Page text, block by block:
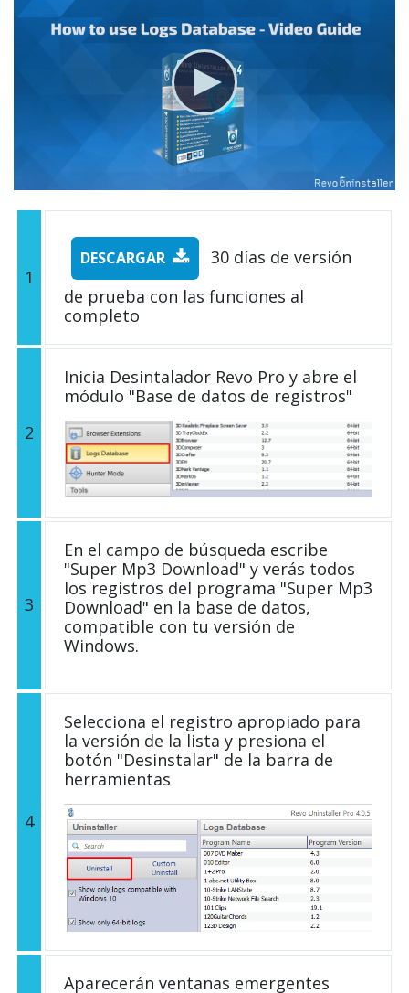
1
DESCARGAR
30 días de versión
de prueba con las funciones al
completo
2
Inicia Desintalador Revo Pro y abre el
módulo "Base de datos de registros"
3
En el campo de búsqueda escribe
"Super Mp3 Download" y verás todos
los registros del programa "Super Mp3
Download" en la base de datos,
compatible con tu versión de
Windows.
4
Selecciona el registro apropiado para
la versión de la lista y presiona el
botón "Desinstalar" de la barra de
herramientas
Aparecerán ventanas emergentes